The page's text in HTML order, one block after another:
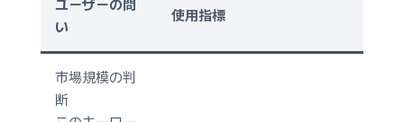
ユーザーの問
い
使用指標
市場規模の判
断